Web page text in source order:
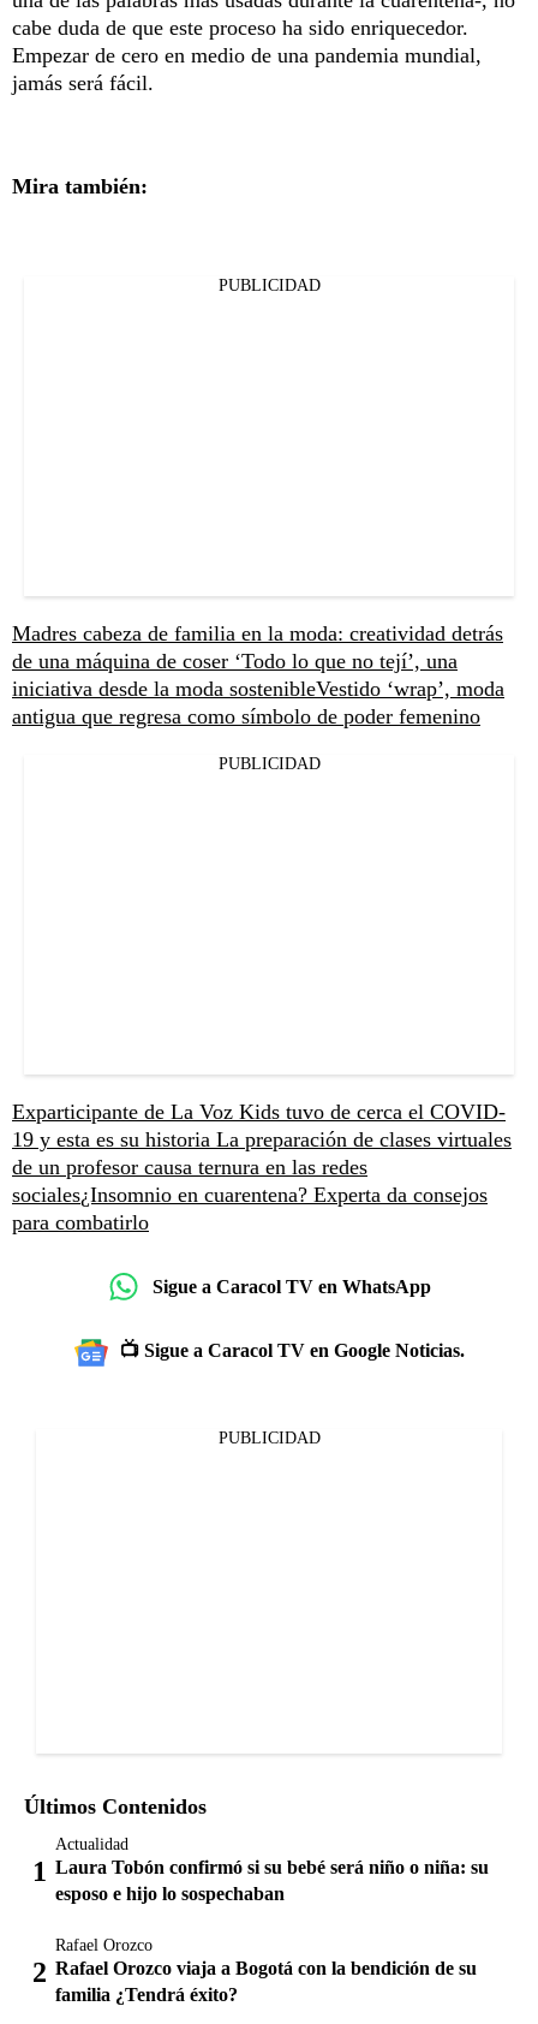
cabe duda de que este proceso ha sido enriquecedor.
Empezar de cero en medio de una pandemia mundial,
jamás será fácil.
Mira también:
PUBLICIDAD
Madres cabeza de familia en la moda: creatividad detrás
de una máquina de coser ‘Todo lo que no tejí’, una
iniciativa desde la moda sostenibleVestido ‘wrap’, moda
antigua que regresa como símbolo de poder femenino
PUBLICIDAD
Exparticipante de La Voz Kids tuvo de cerca el COVID-
19 y esta es su historia La preparación de clases virtuales
de un profesor causa ternura en las redes
sociales¿Insomnio en cuarentena? Experta da consejos
para combatirlo
Sigue a Caracol TV en WhatsApp
📺 Sigue a Caracol TV en Google Noticias.
PUBLICIDAD
Últimos Contenidos
Actualidad
Laura Tobón confirmó si su bebé será niño o niña: su
esposo e hijo lo sospechaban
Rafael Orozco
Rafael Orozco viaja a Bogotá con la bendición de su
familia ¿Tendrá éxito?